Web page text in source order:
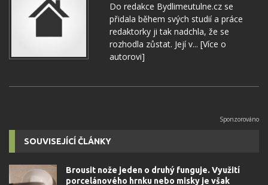
Do redakce Bydlimeutulne.cz se
přidala během svých studií a práce
redaktorky ji tak nadchla, že se
rozhodla zůstat. Její v... [Více o
autorovi]
SOUVISEJÍCÍ ČLÁNKY
Brousit nože jeden o druhý funguje. Využití
porcelánového hrnku nebo misky je však